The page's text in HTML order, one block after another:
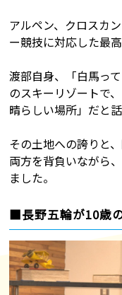
アルペン、クロスカ
ー競技に対応した最
渡部自身、「白馬っ
のスキーリゾートで
晴らしい場所」だと話
その土地への誇りと
両方を背負いながら
ました。
■長野五輪が10歳